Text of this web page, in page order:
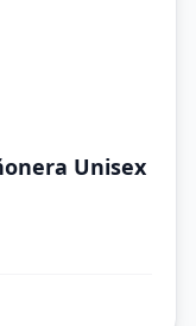
Unisex